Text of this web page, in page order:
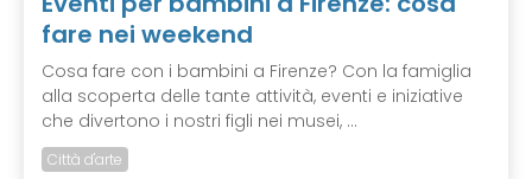
fare nei weekend
Cosa fare con i bambini a Firenze? Con la famiglia
alla scoperta delle tante attività, eventi e iniziative
che divertono i nostri figli nei musei, ...
Città d'arte